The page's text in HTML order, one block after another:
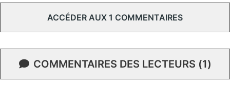
ACCÉDER AUX 1 COMMENTAIRES
COMMENTAIRES DES LECTEURS (1)